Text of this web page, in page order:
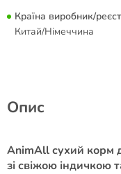
Країна виробник/
Китай/Німеччина
Опис
AnimAll сухий корм
зі свіжою індичкою